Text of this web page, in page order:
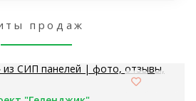
продаж